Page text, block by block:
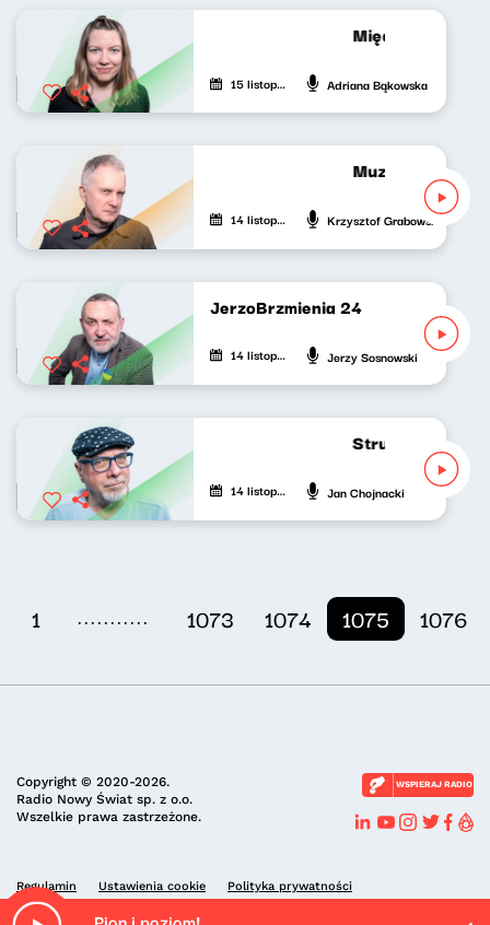
Między nami
15 listopada 2022 Adriana Bąkowska
Muzyka bardzo
14 listopada 2022 Krzysztof Grabowski
JerzoBrzmienia 24
14 listopada 2022 Jerzy Sosnowski
Strumień
14 listopada 2022 Jan Chojnacki
1 ........... 1073 1074 1075 1076
Copyright © 2020-2026.
Radio Nowy Świat sp. z o.o.
Wszelkie prawa zastrzeżone.
WSPIERAJ RADIO
Regulamin Ustawienia cookie Polityka prywatności